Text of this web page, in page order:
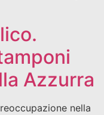
Azzurra
nella